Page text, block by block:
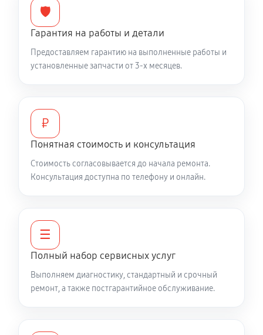
Не работает батарейный отсек
2970 руб
Не запускается тепловизионный прибор
Вертикальные-горизонтальные полосы в
видоискателе и на видео
5580 руб 60 минут
🛡️
Гарантия на работы и детали
Предоставляем гарантию на выполненные работы и
установленные запчасти от 3-х месяцев.
₽
Понятная стоимость и консультация
Стоимость согласовывается до начала ремонта.
Консультация доступна по телефону и онлайн.
☰
Полный набор сервисных услуг
Выполняем диагностику, стандартный и срочный
ремонт, а также постгарантийное обслуживание.